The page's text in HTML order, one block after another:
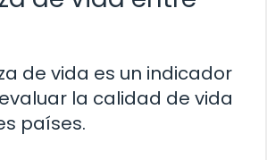
de vida es un indicador
la calidad de vida
países.